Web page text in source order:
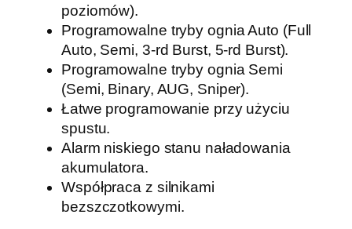
poziomów).
Programowalne tryby ognia Auto (Full
Auto, Semi, 3-rd Burst, 5-rd Burst).
Programowalne tryby ognia Semi
(Semi, Binary, AUG, Sniper).
Łatwe programowanie przy użyciu
spustu.
Alarm niskiego stanu naładowania
akumulatora.
Współpraca z silnikami
bezszczotkowymi.